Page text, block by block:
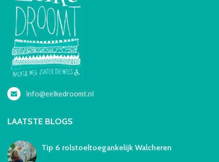
info@eelkedroomt.nl
LAATSTE BLOGS
Tip 6 rolstoeltoegankelijk Walcheren